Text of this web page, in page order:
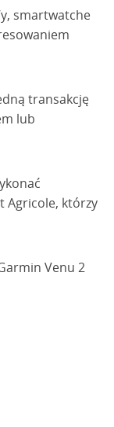
smartwatche
transakcję
lub
Agricole, którzy
Venu 2